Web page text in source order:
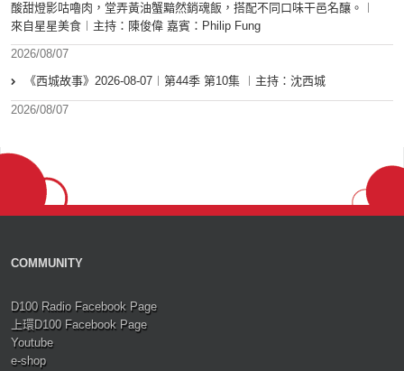
酸甜燈影咕嚕肉，堂弄黃油蟹黯然銷魂飯，搭配不同口味干邑名釀。︱
來自星星美食︱主持：陳俊偉 嘉賓：Philip Fung
2026/08/07
《西城故事》2026-08-07︱第44季 第10集 ︱主持：沈西城
2026/08/07
COMMUNITY
D100 Radio Facebook Page
上環D100 Facebook Page
Youtube
e-shop